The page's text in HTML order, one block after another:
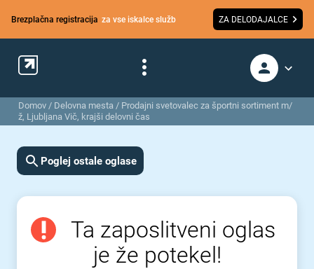
Brezplačna registracija za vse iskalce služb ZA DELODAJALCE
Domov / Delovna mesta / Prodajni svetovalec za športni sortiment m/
ž, Ljubljana Vič, krajši delovni čas
Poglej ostale oglase
Ta zaposlitveni oglas
je že potekel!